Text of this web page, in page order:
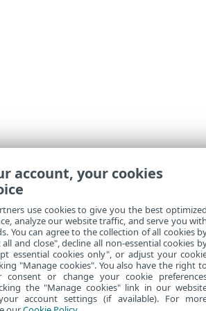
account, your cookies
use cookies to give you the best
analyze our website traffic, and serve you
You can agree to the collection of all cookies
all and close", decline all non-essential cookies
essential cookies only", or adjust your
"Manage cookies". You also have the right
consent or change your cookie
the "Manage cookies" link in our
account settings (if available). For